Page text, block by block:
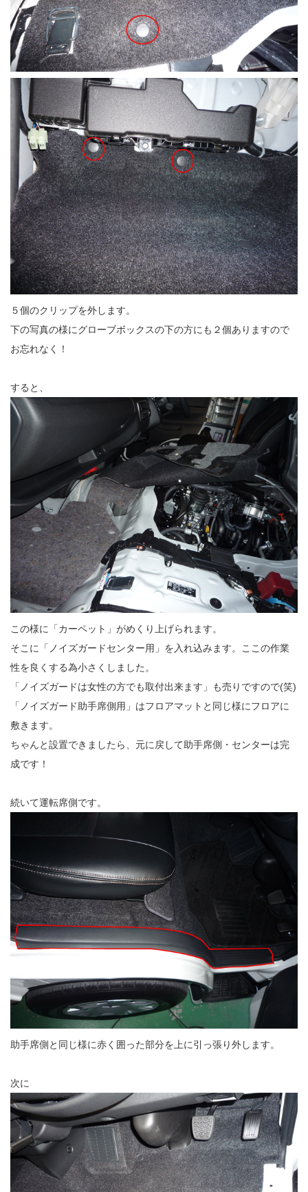
５個のクリップを外します。
下の写真の様にグローブボックスの下の方にも２個ありますので
お忘れなく！
すると、
この様に「カーペット」がめくり上げられます。
そこに「ノイズガードセンター用」を入れ込みます。ここの作業
性を良くする為小さくしました。
「ノイズガードは女性の方でも取付出来ます」も売りですので(笑)
「ノイズガード助手席側用」はフロアマットと同じ様にフロアに
敷きます。
ちゃんと設置できましたら、元に戻して助手席側・センターは完
成です！
続いて運転席側です。
助手席側と同じ様に赤く囲った部分を上に引っ張り外します。
次に